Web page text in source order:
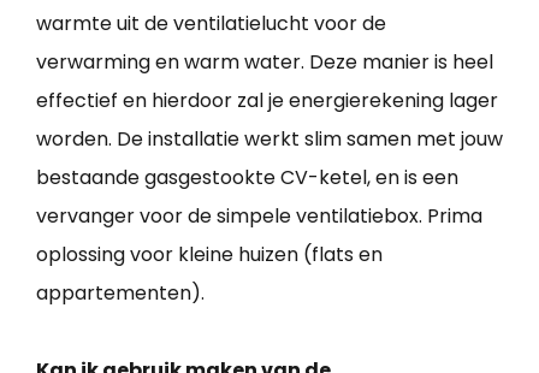
warmte uit de ventilatielucht voor de
verwarming en warm water. Deze manier is heel
effectief en hierdoor zal je energierekening lager
worden. De installatie werkt slim samen met jouw
bestaande gasgestookte CV-ketel, en is een
vervanger voor de simpele ventilatiebox. Prima
oplossing voor kleine huizen (flats en
appartementen).